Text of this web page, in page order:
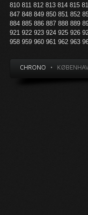
810 811 812 813 814 815
847 848 849 850 851 852
884 885 886 887 888 889
921 922 923 924 925 926
958 959 960 961 962 963
CHRONO •